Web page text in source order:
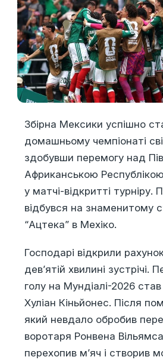
Збірна Мексики успішно
домашньому чемпіонаті
здобувши перемогу над
Африканською
у матчі-відкритті турніру.
відбувся на знаменитому
“Ацтека” в Мехіко.
Господарі відкрили
дев’ятій хвилині
голу на Мундіалі-2026
Хуліан Кіньйонес. Після
який невдало обробив
воротаря Ронвена
перехопив м’яч і створив